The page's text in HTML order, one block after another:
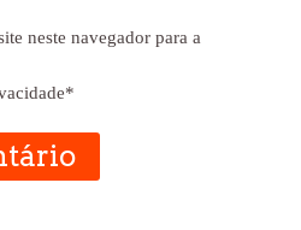
neste navegador para a
*